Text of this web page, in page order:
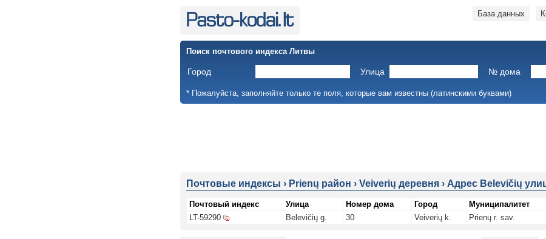
База данных
Поиск почтового индекса Литвы
Город Улица № дома
* Пожалуйста, заполняйте только те поля, которые вам известны (латинскими буквами)
Почтовые индексы › Prienų район › Veiverių деревня › Адрес Belevičių
Почтовый индекс Улица Номер дома Город Муниципалитет
LT-59290
Belevičių g. 30 Veiverių k. Prienų r. sav.